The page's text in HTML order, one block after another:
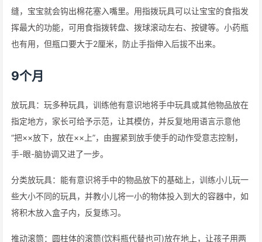
缝，宝宝就会钩出棉花塞入嘴里。用指拨玩具可以让宝宝的食指发
挥最大的功能，可用食指拨转盘、拨球滚动左右、按键等。小药瓶
也有用，但瓶口要大于2厘米，防止手指伸入后拔不出来。
9个月
放玩具：玩多种玩具，训练他有意识地将手中玩具或其他物品放在
指定地方，家长可给予示范，让其模仿，并反复地用语言示意他
“把××放下，放在××上”，由握紧到放手使手的动作受意志控制，
手-眼-脑协调又进了一步。
分类放玩具：能有意识将手中的物品放下的基础上，训练小儿玩一
些大小不同的玩具，并教小儿将一小的物体投入到大的容器中，如
将积木放入盒子内，反复练习。
推动滚筒：圆柱体的滚筒(饮料瓶代替也可)放在地上，让孩子用两